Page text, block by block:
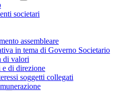
societari
assembleare
in tema di Governo Societario
di valori
di direzione
soggetti collegati